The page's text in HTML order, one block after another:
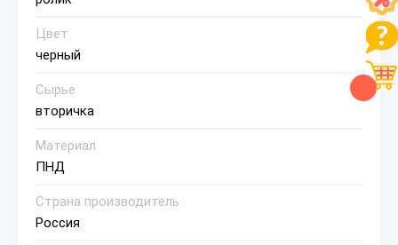
Цвет
черный
Сырье
вторичка
Материал
ПНД
Страна производитель
Россия